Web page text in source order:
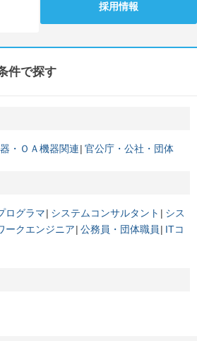
採用情報
件で探す
・ＯＡ機器関連 官公庁・公社・団体
ログラマ システムコンサルタント
シス
ークエンジニア 公務員・団体職員
ITコ